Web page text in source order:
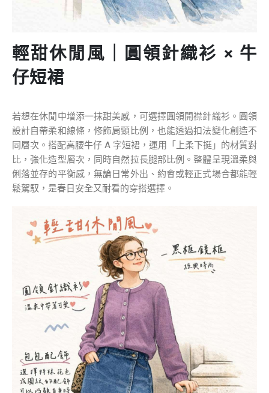
輕甜休閒風 圓領針織衫 × 牛
仔短裙
若想在休閒中增添一抹甜美感，可選擇圓領開襟針織衫。圓領
設計自帶柔和線條，修飾肩頸比例，也能透過扣法變化創造不
同層次。搭配高腰牛仔 A 字短裙，運用「上柔下挺」的材質對
比，強化造型層次，同時自然拉長腿部比例。整體呈現溫柔與
俐落並存的平衡感，無論日常外出、約會或輕正式場合都能輕
鬆駕馭，是春日安全又耐看的穿搭選擇。